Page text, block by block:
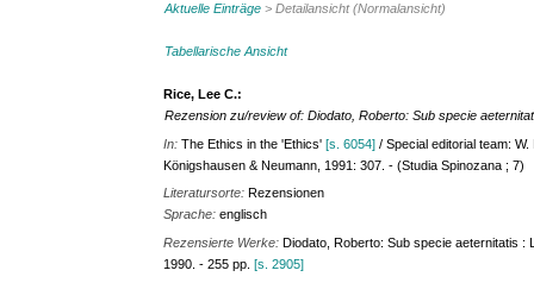
Aktuelle Einträge > Detailansicht (Normalansicht)
Tabellarische Ansicht
Rice, Lee C.:
Rezension zu/review of: Diodato, Roberto: Sub specie
In:The Ethics in the 'Ethics'[s. 6054] / Special editorial team:
Königshausen & Neumann, 1991: 307. - (Studia Spinozana ; 7)
Literatursorte:Rezensionen
Sprache:englisch
Rezensierte Werke:Diodato, Roberto: Sub specie aeternitatis :
1990. - 255 pp.[s. 2905]